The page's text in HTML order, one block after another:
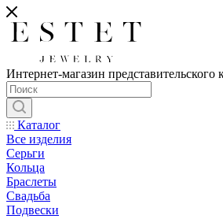
Интернет-магазин представительского
Каталог
Все изделия
Серьги
Кольца
Браслеты
Свадьба
Подвески